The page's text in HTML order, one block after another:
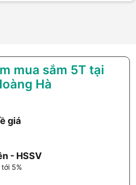
mua sắm 5T tại
Hà
giá
- HSSV
5%